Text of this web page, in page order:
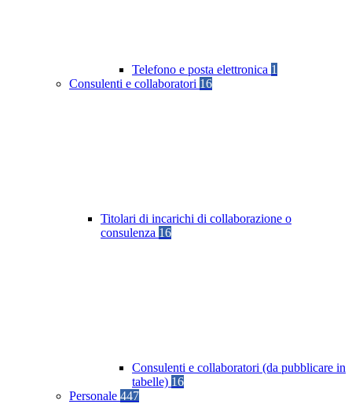
Telefono e posta elettronica 1
Consulenti e collaboratori 16
Titolari di incarichi di collaborazione o
consulenza 16
Consulenti e collaboratori (da pubblicare in
tabelle) 16
Personale 447